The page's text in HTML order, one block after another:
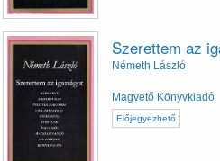
Szerettem az
Németh László
Magvető Könyvkiadó
Előjegyezhető